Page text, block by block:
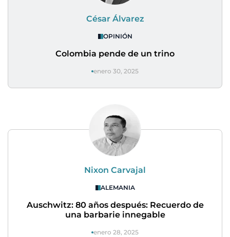
César Álvarez
OPINIÓN
Colombia pende de un trino
enero 30, 2025
Nixon Carvajal
ALEMANIA
Auschwitz: 80 años después: Recuerdo de
una barbarie innegable
enero 28, 2025